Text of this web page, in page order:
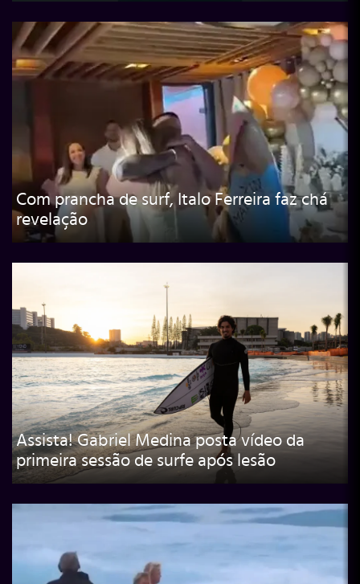
Com prancha de surf, Italo Ferreira faz chá
revelação
Assista! Gabriel Medina posta vídeo da
primeira sessão de surfe após lesão